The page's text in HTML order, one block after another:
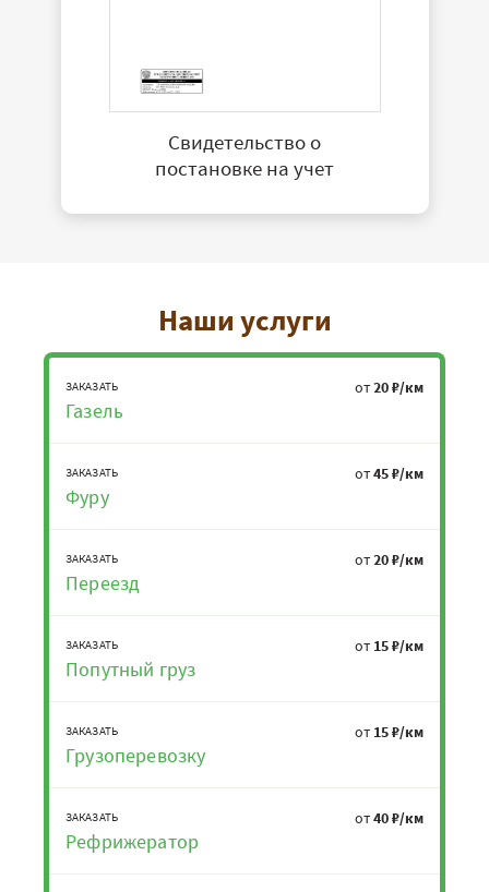
Свидетельство о
постановке на учет
Наши услуги
ЗАКАЗАТЬ
Газель
от20 ₽/км
ЗАКАЗАТЬ
Фуру
от45 ₽/км
ЗАКАЗАТЬ
Переезд
от20 ₽/км
ЗАКАЗАТЬ
Попутный груз
от 15 ₽/км
ЗАКАЗАТЬ
Грузоперевозку
от 15 ₽/км
ЗАКАЗАТЬ
Рефрижератор
от40 ₽/км